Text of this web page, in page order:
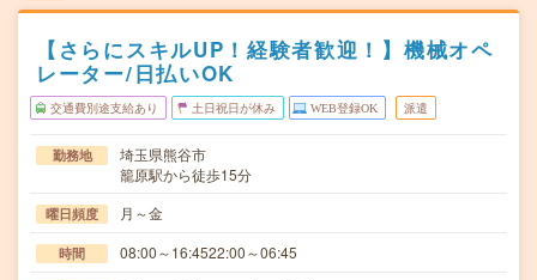
【さらにスキルUP！経験者歓迎！】機械オペ
レーター/日払いOK
交通費別途支給あり 土日祝日が休み WEB登録OK 派遣
勤務地
埼玉県熊谷市
籠原駅から徒歩15分
曜日頻度 月～金
時間 08:00～16:4522:00～06:45